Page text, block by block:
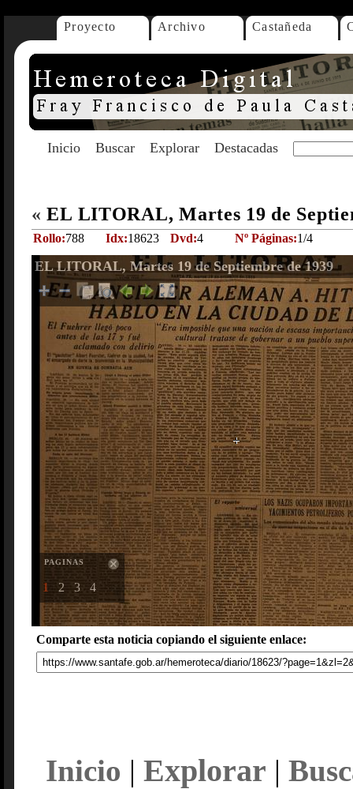
Proyecto Archivo Castañeda
Inicio Buscar Explorar Destacadas
« EL LITORAL, Martes 19 de
Rollo:788 Idx:18623 Dvd:4 Nº Páginas:1/4
EL LITORAL, Martes 19 de Septiembre de 1939
PAGINAS
1 2 3 4
Comparte esta noticia copiando el siguiente enlace:
Inicio | Explorar |